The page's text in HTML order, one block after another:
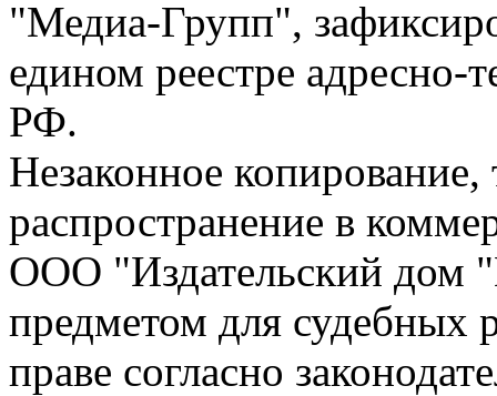
"Медиа-Групп",
едином реестре адресно-
РФ.
Незаконное
распространение в
ООО "Издательский дом
предметом для судебных
праве согласно